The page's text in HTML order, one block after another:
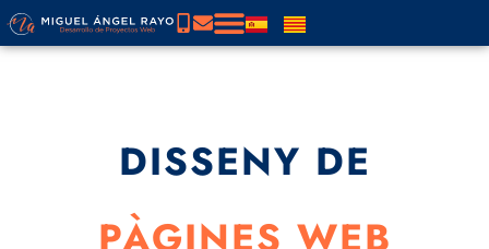
DISSENY DE
PÀGINES WEB